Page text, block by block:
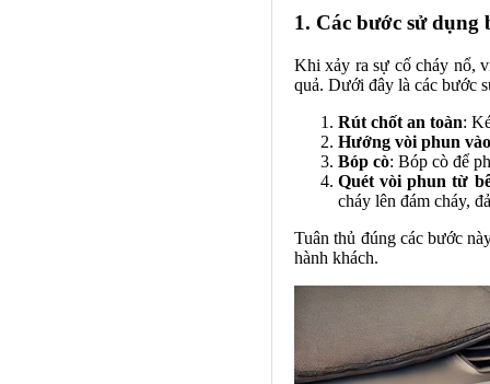
1. Các bước sử dụng
Khi xảy ra sự cố cháy nổ,
quả. Dưới đây là các bước
Rút chốt an toàn:
Hướng vòi phun
Bóp cò: Bóp cò để
Quét vòi phun từ
cháy lên đám cháy,
Tuân thủ đúng các bước
hành khách.